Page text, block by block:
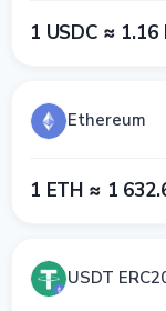
1 USDC ≈ 1.16
Ethereum
1 ETH ≈ 1
USDT